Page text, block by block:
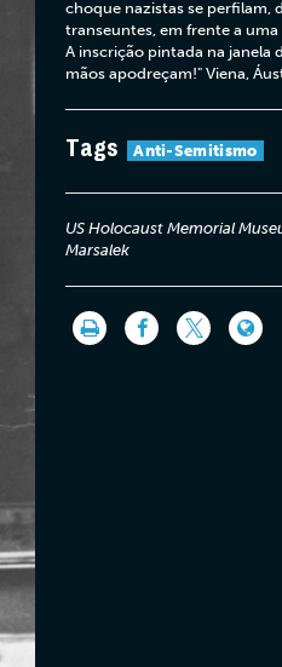
choque nazistas se perfilam,
transeuntes, em frente a
A inscrição pintada na janela
mãos apodreçam!" Viena,
Tags Anti-Semitismo
US Holocaust Memorial
Marsalek